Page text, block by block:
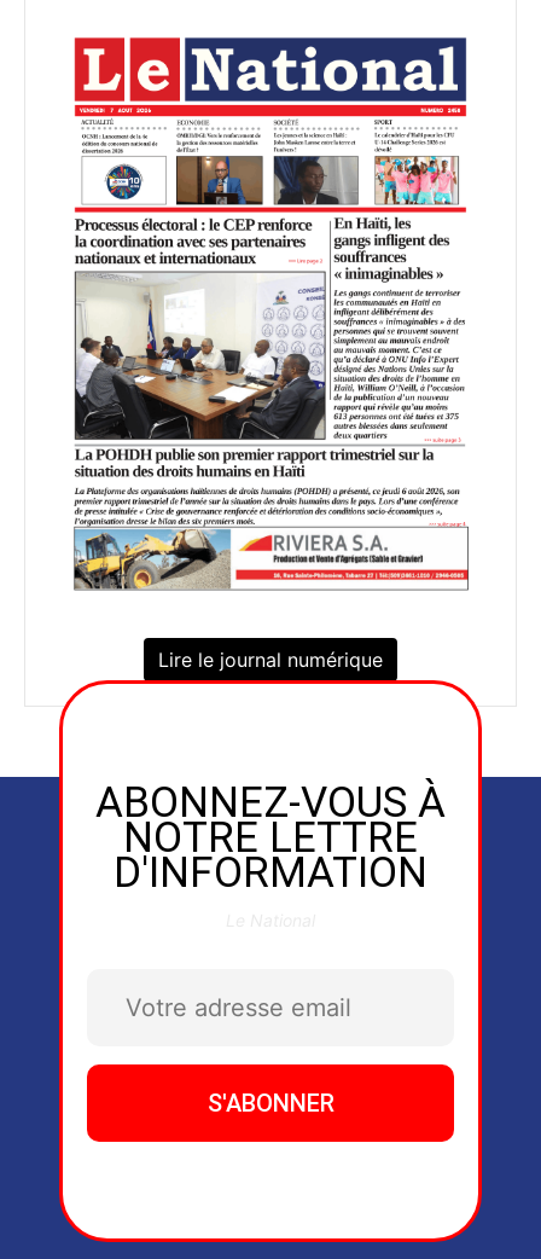
Lire le journal numérique
ABONNEZ-VOUS À
NOTRE LETTRE
D'INFORMATION